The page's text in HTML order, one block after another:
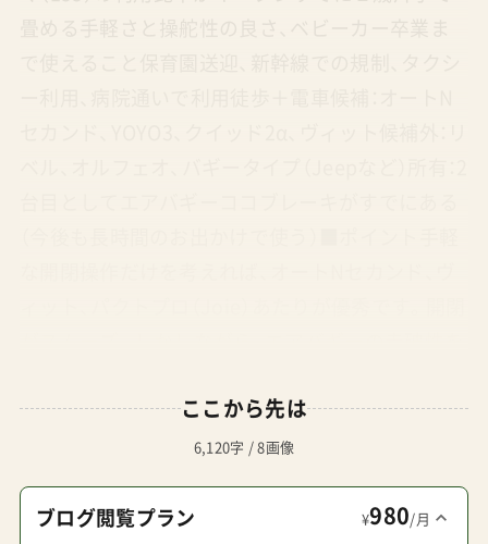
の能力をどこまで落としていいと考えるかが問題
になります。国内メーカーの２台レベルではきっ
だ及第点ですがサイズ感が大きい。ここでバラン
ここから先は
6,120字 / 8画像
ブログ閲覧プラン ¥980/月